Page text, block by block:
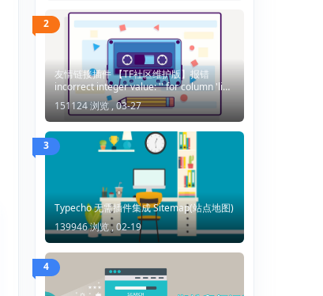
2
友情链接插件 【TF社区维护版】报错
incorrect integer value: '' for column 'lid'
at row 1
151124 浏览 ,03-27
3
Typecho 无需插件集成 Sitemap(站点地图)
139946 浏览 ,02-19
4